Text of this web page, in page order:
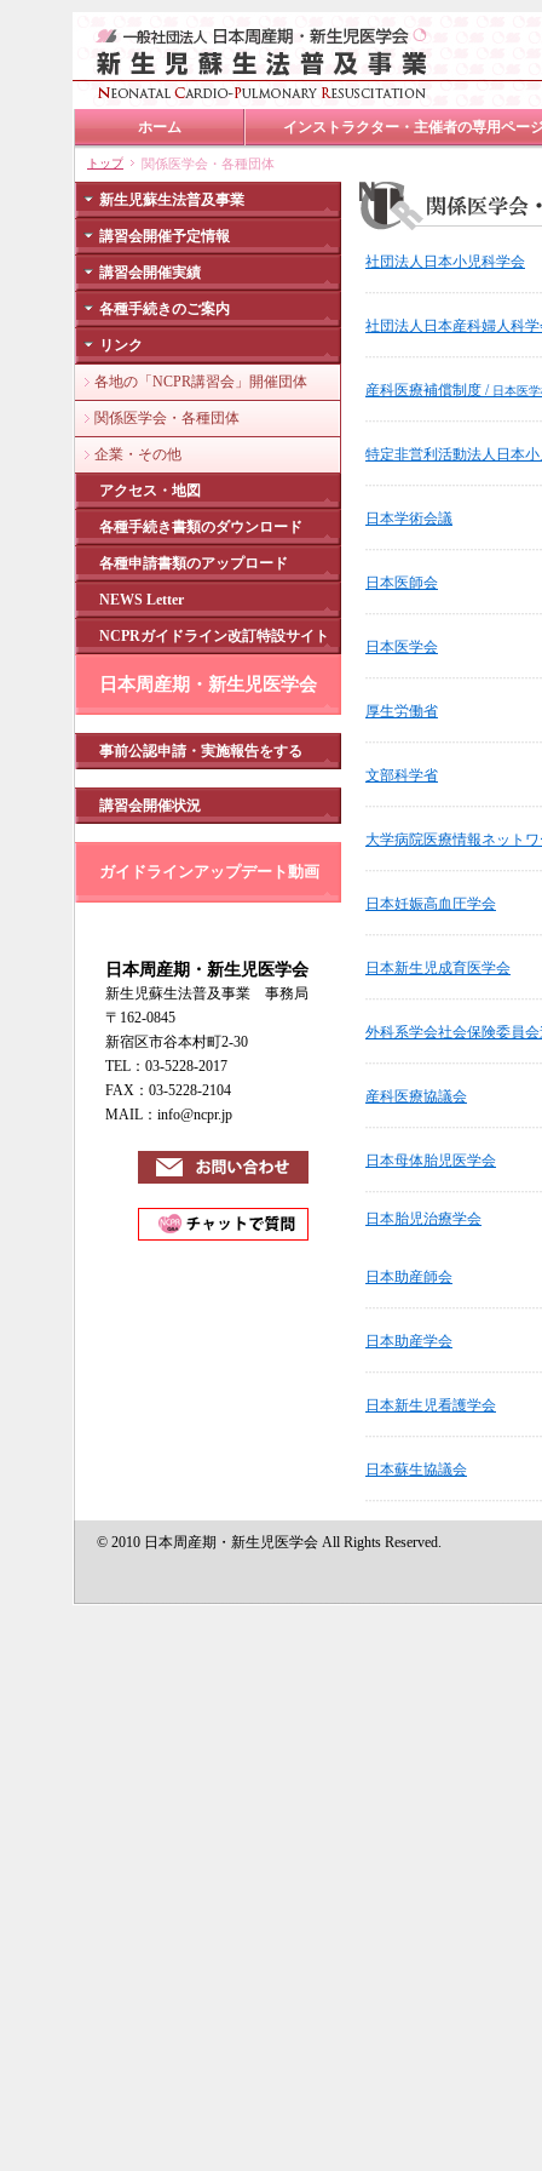
ホーム インストラクター・主催者の専用ペー
トップ 関係医学会・各種団体
新生児蘇生法普及事業
講習会開催予定情報
講習会開催実績
各種手続きのご案内
リンク
各地の「NCPR講習会」開催団体
関係医学会・各種団体
企業・その他
アクセス・地図
各種手続き書類のダウンロード
各種申請書類のアップロード
NEWS Letter
NCPRガイドライン改訂特設サイト
日本周産期・新生児医学会
事前公認申請・実施報告をする
講習会開催状況
ガイドラインアップデート動画
日本周産期・新生児医学会
新生児蘇生法普及事業 事務局
〒162-0845
新宿区市谷本村町2-30
TEL：03-5228-2017
FAX：03-5228-2104
MAIL：info@ncpr.jp
社団法人日本小児科学会
社団法人日本産科婦人科
産科医療補償制度 / 日本医
特定非営利活動法人日本
日本学術会議
日本医師会
日本医学会
厚生労働省
文部科学省
大学病院医療情報ネット
日本妊娠高血圧学会
日本新生児成育医学会
外科系学会社会保険委員
産科医療協議会
日本母体胎児医学会
日本胎児治療学会
日本助産師会
日本助産学会
日本新生児看護学会
日本蘇生協議会
© 2010 日本周産期・新生児医学会 All Rights Reserved.